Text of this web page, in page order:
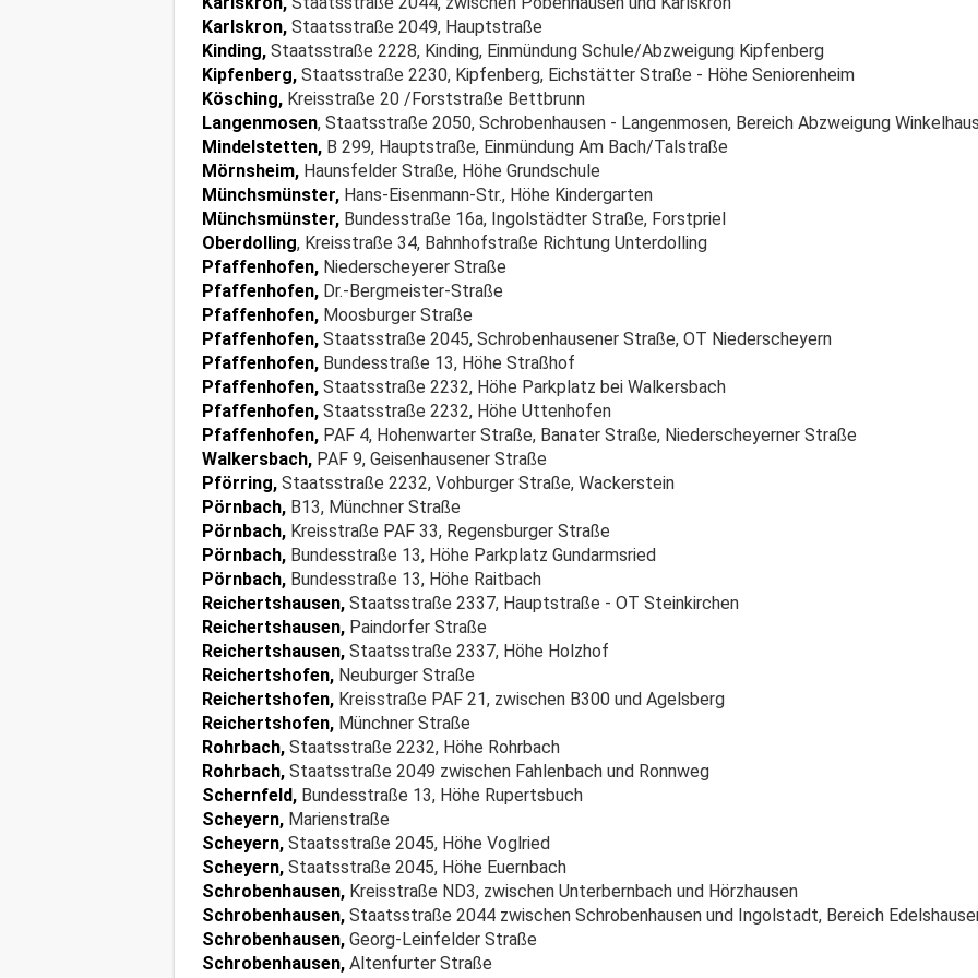
Karlskron, Staatsstraße 2049, Hauptstraße
Kinding, Staatsstraße 2228, Kinding, Einmündung Schule/Abzweigung Kipfenberg
Kipfenberg, Staatsstraße 2230, Kipfenberg, Eichstätter Straße - Höhe Seniorenheim
Kösching, Kreisstraße 20 /Forststraße Bettbrunn
Langenmosen, Staatsstraße 2050, Schrobenhausen - Langenmosen, Bereich Abzweigung
Mindelstetten, B 299, Hauptstraße, Einmündung Am Bach/Talstraße
Mörnsheim, Haunsfelder Straße, Höhe Grundschule
Münchsmünster, Hans-Eisenmann-Str., Höhe Kindergarten
Münchsmünster, Bundesstraße 16a, Ingolstädter Straße, Forstpriel
Oberdolling, Kreisstraße 34, Bahnhofstraße Richtung Unterdolling
Pfaffenhofen, Niederscheyerer Straße
Pfaffenhofen, Dr.-Bergmeister-Straße
Pfaffenhofen, Moosburger Straße
Pfaffenhofen, Staatsstraße 2045, Schrobenhausener Straße, OT Niederscheyern
Pfaffenhofen, Bundesstraße 13, Höhe Straßhof
Pfaffenhofen, Staatsstraße 2232, Höhe Parkplatz bei Walkersbach
Pfaffenhofen, Staatsstraße 2232, Höhe Uttenhofen
Pfaffenhofen, PAF 4, Hohenwarter Straße, Banater Straße, Niederscheyerner Straße
Walkersbach, PAF 9, Geisenhausener Straße
Pförring, Staatsstraße 2232, Vohburger Straße, Wackerstein
Pörnbach, B13, Münchner Straße
Pörnbach, Kreisstraße PAF 33, Regensburger Straße
Pörnbach, Bundesstraße 13, Höhe Parkplatz Gundarmsried
Pörnbach, Bundesstraße 13, Höhe Raitbach
Reichertshausen, Staatsstraße 2337, Hauptstraße - OT Steinkirchen
Reichertshausen, Paindorfer Straße
Reichertshausen, Staatsstraße 2337, Höhe Holzhof
Reichertshofen, Neuburger Straße
Reichertshofen, Kreisstraße PAF 21, zwischen B300 und Agelsberg
Reichertshofen, Münchner Straße
Rohrbach, Staatsstraße 2232, Höhe Rohrbach
Rohrbach, Staatsstraße 2049 zwischen Fahlenbach und Ronnweg
Schernfeld, Bundesstraße 13, Höhe Rupertsbuch
Scheyern, Marienstraße
Scheyern, Staatsstraße 2045, Höhe Voglried
Scheyern, Staatsstraße 2045, Höhe Euernbach
Schrobenhausen, Kreisstraße ND3, zwischen Unterbernbach und Hörzhausen
Schrobenhausen, Staatsstraße 2044 zwischen Schrobenhausen und Ingolstadt, Bereich
Schrobenhausen, Georg-Leinfelder Straße
Schrobenhausen, Altenfurter Straße